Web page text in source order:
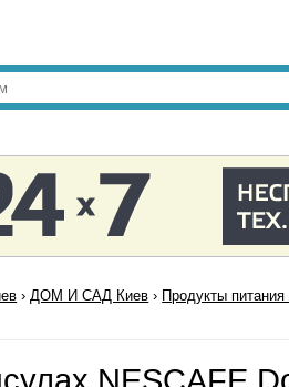
›ДОМ И САД Киев › Продукты